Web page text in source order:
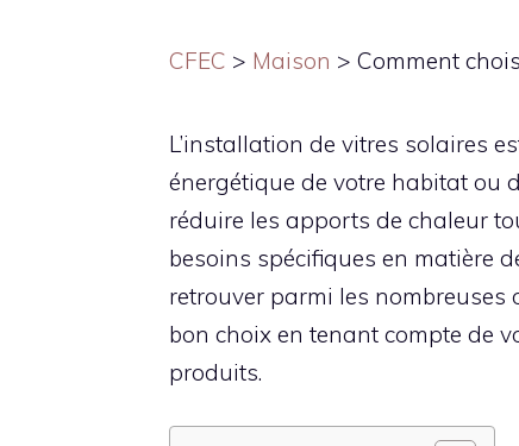
CFEC > Maison > Comment
L’installation de vitres solaires
énergétique de votre habitat ou
réduire les apports de chaleur
besoins spécifiques en matière
retrouver parmi les
bon choix en tenant compte de
produits.